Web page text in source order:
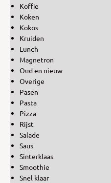
Koffie
Koken
Kokos
Kruiden
Lunch
Magnetron
Oud en nieuw
Overige
Pasen
Pasta
Pizza
Rijst
Salade
Saus
Sinterklaas
Smoothie
Snel klaar